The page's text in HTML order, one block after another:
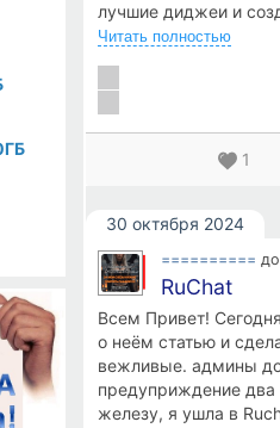
лучшие диджеи и
многодневный труд
о проведенной
эксклюзивную
смогут
подготовивший
этого мероприятия и
его прослушала
настолько крут...
Читать полностью
1
30 октября 2024
==========
RuChat
Всем Привет!
о неём статью и
вежливые. админы
предуприждение два
железу, я ушла в